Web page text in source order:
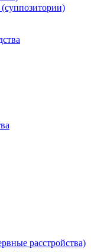
расстройства)